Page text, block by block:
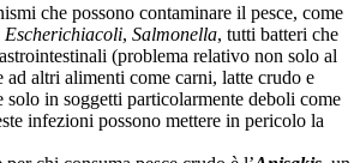
che possono contaminare il pesce, come
Escherichiacoli, Salmonella, tutti batteri che
(problema relativo non solo al
ad altri alimenti come carni, latte crudo e
solo in soggetti particolarmente deboli come
infezioni possono mettere in pericolo la